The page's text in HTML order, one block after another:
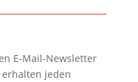
E-Mail-Newsletter
jeden